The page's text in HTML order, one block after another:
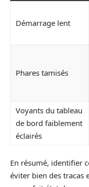
Démarrage lent
Phares tamisés
Voyants du tableau
de bord faiblement
éclairés
En résumé, identifier
éviter bien des tracas